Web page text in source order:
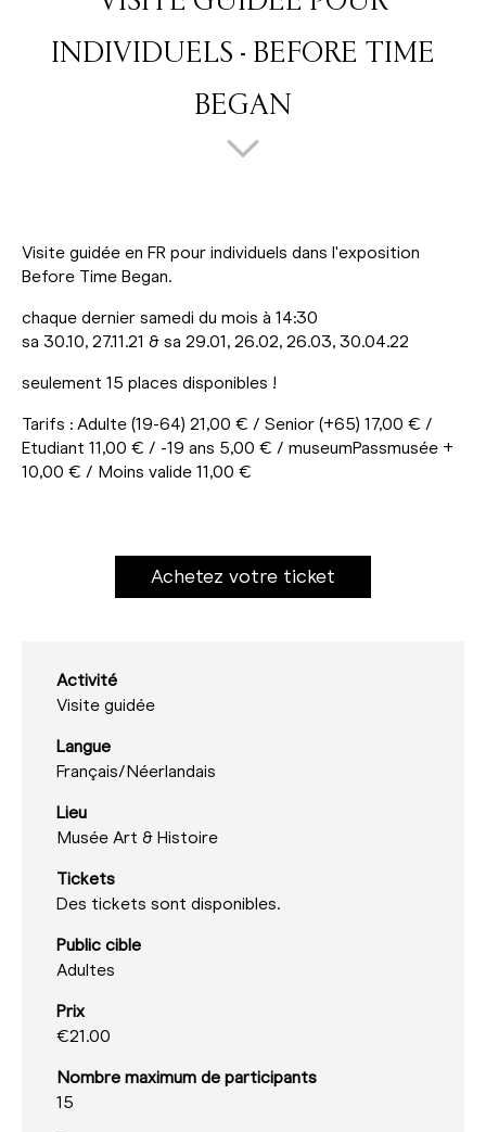
INDIVIDUELS - BEFORE TIME
BEGAN
Visite guidée en FR pour individuels dans l'exposition
Before Time Began.
chaque dernier samedi du mois à 14:30
sa 30.10, 27.11.21 & sa 29.01, 26.02, 26.03, 30.04.22
seulement 15 places disponibles !
Tarifs : Adulte (19-64) 21,00 € / Senior (+65) 17,00 € /
Etudiant 11,00 € / -19 ans 5,00 € / museumPassmusée +
10,00 € / Moins valide 11,00 €
Achetez votre ticket
Activité
Visite guidée
Langue
Français/Néerlandais
Lieu
Musée Art & Histoire
Tickets
Des tickets sont disponibles.
Public cible
Adultes
Prix
€21.00
Nombre maximum de participants
15